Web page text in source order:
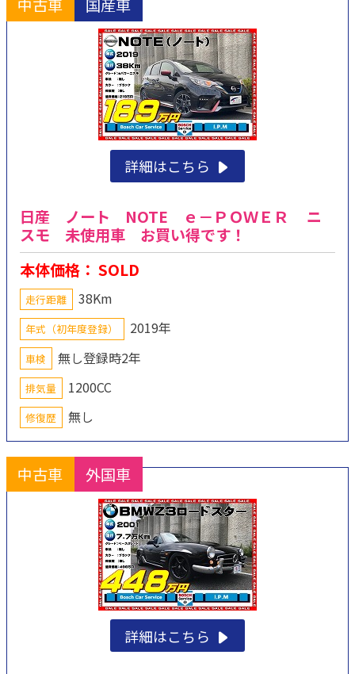
詳細はこちら
日産 ノート NOTE ｅ－ＰＯＷＥＲ ニ
スモ 未使用車 お買い得です！
本体価格： SOLD
走行距離 38Km
年式（初年度登録） 2019年
車検 無し登録時2年
排気量 1200CC
修復歴 無し
中古車 外国車
詳細はこちら